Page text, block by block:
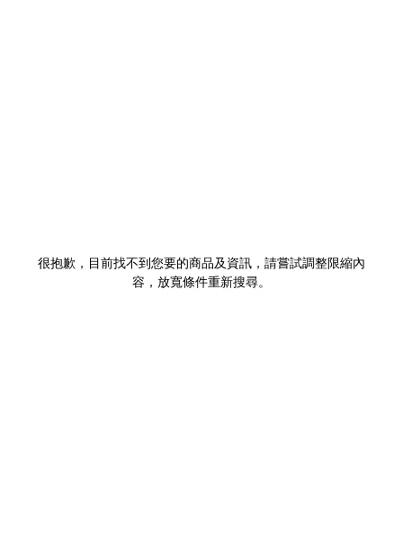
很抱歉，目前找不到您要的商品及資訊，請嘗試調整限縮內
容，放寬條件重新搜尋。